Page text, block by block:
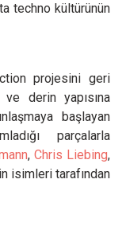
techno kültürünün
projesini geri
derin yapısına
başlayan
parçalarla
,Chris Liebing,
isimleri tarafından